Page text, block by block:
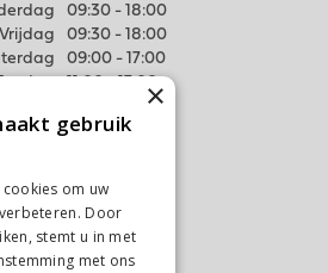
09:30 - 18:00
Vrijdag
09:30 - 18:00
09:00 - 17:00
Meer weten
voorwaarden
Statement
Disclaimer
×
gebruik
om uw
Door
stemt u in met
met ons